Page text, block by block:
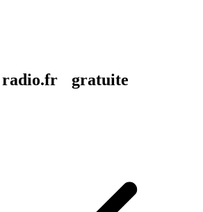
radio.fr gratuite